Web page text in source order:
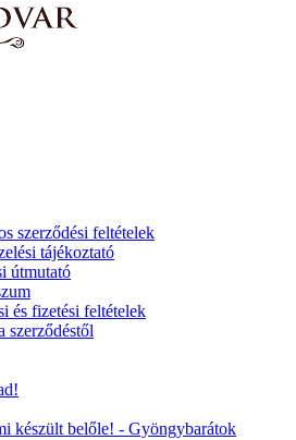
szerződési feltételek
tájékoztató
útmutató
és fizetési feltételek
szerződéstől
készült belőle! - Gyöngybarátok